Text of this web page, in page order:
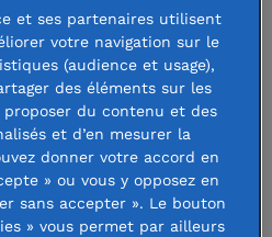
les
monde du
et ses partenaires utilisent
votre navigation sur le
(audience et usage),
des éléments sur les
proposer du contenu et des
et d’en mesurer la
donner votre accord en
» ou vous y opposez en
sans accepter ». Le bouton
» vous permet par ailleurs